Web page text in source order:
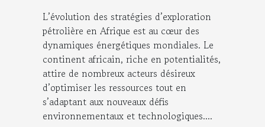
L’évolution des stratégies d’exploration
pétrolière en Afrique est au cœur des
dynamiques énergétiques mondiales. Le
continent africain, riche en potentialités,
attire de nombreux acteurs désireux
d’optimiser les ressources tout en
s’adaptant aux nouveaux défis
environnementaux et technologiques....